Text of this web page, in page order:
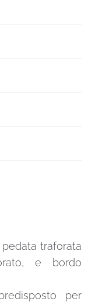
traforata
e bordo
per